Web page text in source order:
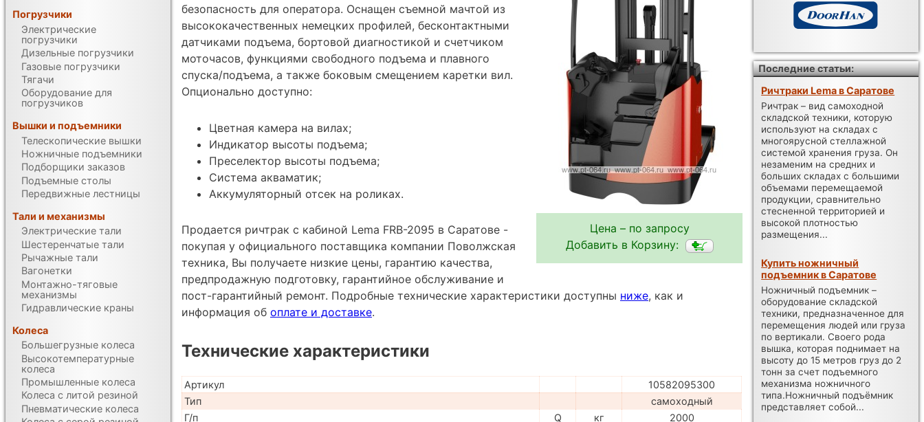
Цена – по запросу
Добавить в Корзину:
безопасность для оператора. Оснащен съемной мачтой из
высококачественных немецких профилей, бесконтактными
датчиками подъема, бортовой диагностикой и счетчиком
моточасов, функциями свободного подъема и плавного
спуска/подъема, а также боковым смещением каретки вил.
Опционально доступно:
Цветная камера на вилах;
Индикатор высоты подъема;
Преселектор высоты подъема;
Система акваматик;
Аккумуляторный отсек на роликах.
Продается ричтрак с кабиной Lema FRB-2095 в Саратове -
покупая у официального поставщика компании Поволжская
техника, Вы получаете низкие цены, гарантию качества,
предпродажную подготовку, гарантийное обслуживание и
пост-гарантийный ремонт. Подробные технические характеристики доступны ниже, как и
информация об оплате и доставке.
Технические характеристики
Артикул
10582095300
Тип
самоходный
Г/п
Q кг
2000
Погрузчики
Электрические
погрузчики
Дизельные погрузчики
Газовые погрузчики
Тягачи
Оборудование для
погрузчиков
Вышки и подъемники
Телескопические вышки
Ножничные подъемники
Подборщики заказов
Подъемные столы
Передвижные лестницы
Тали и механизмы
Электрические тали
Шестеренчатые тали
Рычажные тали
Вагонетки
Монтажно-тяговые
механизмы
Гидравлические краны
Колеса
Большегрузные колеса
Высокотемпературные
колеса
Промышленные колеса
Колеса с литой резиной
Пневматические колеса
Последние статьи:
Ричтраки Lema в Саратове
Ричтрак – вид самоходной
складской техники, которую
используют на складах с
многоярусной стеллажной
системой хранения груза. Он
незаменим на средних и
больших складах с большими
объемами перемещаемой
продукции, сравнительно
стесненной территорией и
высокой плотностью
размещения...
Купить ножничный
подъемник в Саратове
Ножничный подъемник –
оборудование складской
техники, предназначенное для
перемещения людей или груза
по вертикали. Своего рода
вышка, которая поднимает на
высоту до 15 метров груз до 2
тонн за счет подъемного
механизма ножничного
типа.Ножничный подъёмник
представляет собой...